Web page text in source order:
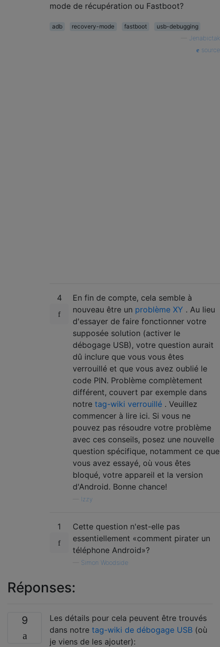
mode de récupération ou Fastboot?
adb recovery-mode fastboot
usb-debugging
Jenabictak
source
4
En fin de compte, cela semble à
nouveau être un problème XY . Au lieu
d'essayer de faire fonctionner votre
supposée solution (activer le
débogage USB), votre question aurait
dû inclure que vous vous êtes
verrouillé et que vous avez oublié le
code PIN. Problème complètement
différent, couvert par exemple dans
notre tag-wiki verrouillé . Veuillez
commencer à lire ici. Si vous ne
pouvez pas résoudre votre problème
avec ces conseils, posez une nouvelle
question spécifique, notamment ce que
vous avez essayé, où vous êtes
bloqué, votre appareil et la version
d'Android. Bonne chance!
Izzy
1
Cette question n'est-elle pas
essentiellement «comment pirater un
téléphone Android»?
Simon Woodside
Réponses:
9
Les détails pour cela peuvent être trouvés
dans notre tag-wiki de débogage USB (où
je viens de les ajouter):